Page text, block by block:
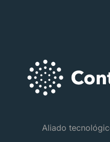
Aliado